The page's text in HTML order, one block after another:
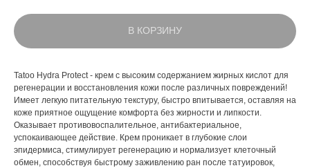
В КОРЗИНУ
Tatoo Hydra Protect - крем с высоким содержанием жирных кислот для
регенерации и восстановления кожи после различных повреждений!
Имеет легкую питательную текстуру, быстро впитывается, оставляя на
коже приятное ощущение комфорта без жирности и липкости.
Оказывает противовоспалительное, антибактериальное,
успокаивающее действие. Крем проникает в глубокие слои
эпидермиса, стимулирует регенерацию и нормализует клеточный
обмен, способствуя быстрому заживлению ран после татуировок,